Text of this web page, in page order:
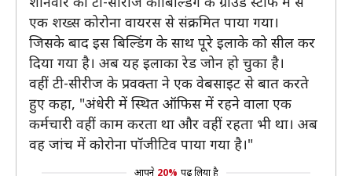
एक शख्स कोरोना वायरस से संक्रमित पाया गया।
जिसके बाद इस बिल्डिंग के साथ पूरे इलाके को सील कर
दिया गया है। अब यह इलाका रेड जोन हो चुका है।
वहीं टी-सीरीज के प्रवक्ता ने एक वेबसाइट से बात करते
हुए कहा, "अंधेरी में स्थित ऑफिस में रहने वाला एक
कर्मचारी वहीं काम करता था और वहीं रहता भी था। अब
वह जांच में कोरोना पॉजीटिव पाया गया है।"
आपने 20% पढ़ लिया है